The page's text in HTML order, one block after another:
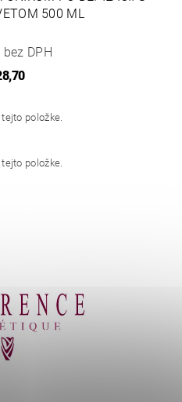
500 ML
DPH
položke.
položke.